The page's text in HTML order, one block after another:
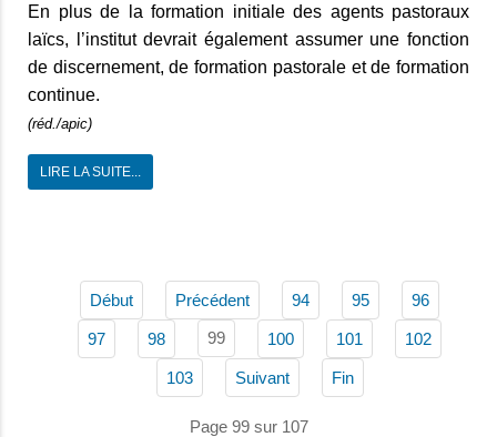
En plus de la formation initiale des agents pastoraux
laïcs, l’institut devrait également assumer une fonction
de discernement, de formation pastorale et de formation
continue.
(réd./apic)
LIRE LA SUITE...
Début Précédent 94 95 96
97 98 99 100 101 102
103 Suivant Fin
Page 99 sur 107